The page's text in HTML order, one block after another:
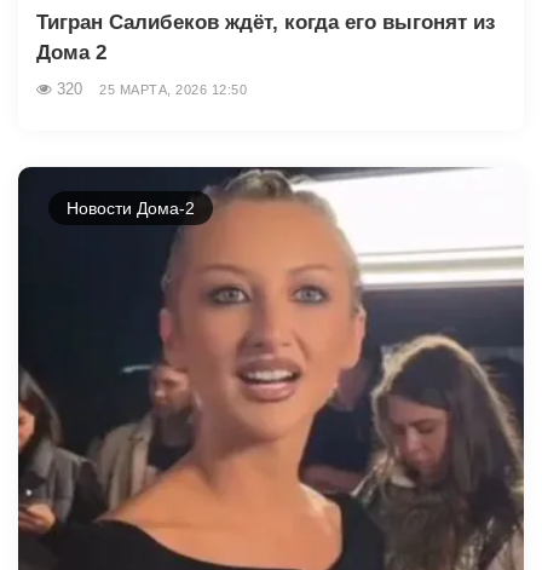
Тигран Салибеков ждёт, когда его выгонят из
Дома 2
320 25 МАРТА, 2026 12:50
Новости Дома-2